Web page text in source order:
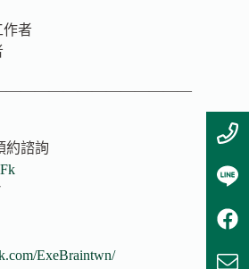
作者
約諮詢
ExeBraintwn/